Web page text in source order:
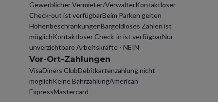
Gewerblicher Vermieter/VerwalterKontaktloser
Check-out ist verfügbarBeim Parken gelten
HöhenbeschränkungenBargeldloses Zahlen ist
möglichKontaktloser Check-in ist verfügbarNur
unverzichtbare Arbeitskräfte - NEIN
Vor-Ort-Zahlungen
VisaDiners ClubDebitkartenzahlung nicht
möglichKeine BahrzahlungAmerican
ExpressMastercard